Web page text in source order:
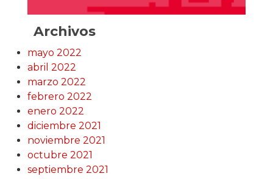
Archivos
mayo 2022
abril 2022
marzo 2022
febrero 2022
enero 2022
diciembre 2021
noviembre 2021
octubre 2021
septiembre 2021